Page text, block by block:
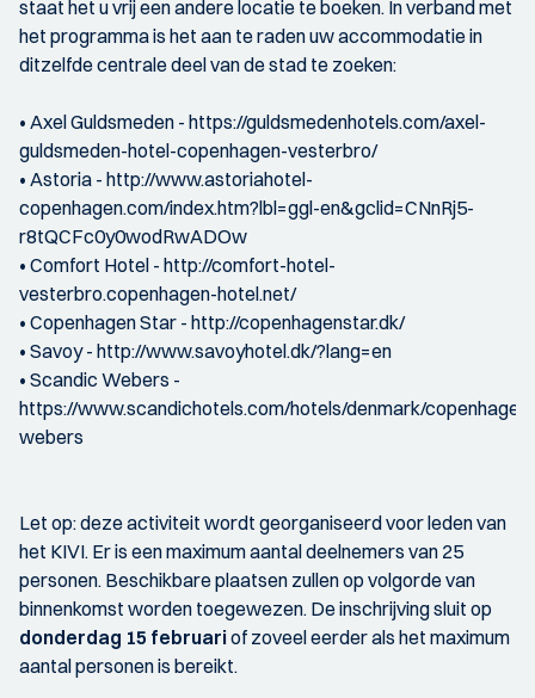
staat het u vrij een andere locatie te boeken. In verband met
het programma is het aan te raden uw accommodatie in
ditzelfde centrale deel van de stad te zoeken:
• Axel Guldsmeden - https://guldsmedenhotels.com/axel-
guldsmeden-hotel-copenhagen-vesterbro/
• Astoria - http://www.astoriahotel-
copenhagen.com/index.htm?lbl=ggl-en&gclid=CNnRj5-
r8tQCFc0y0wodRwADOw
• Comfort Hotel - http://comfort-hotel-
vesterbro.copenhagen-hotel.net/
• Copenhagen Star - http://copenhagenstar.dk/
• Savoy - http://www.savoyhotel.dk/?lang=en
• Scandic Webers -
https://www.scandichotels.com/hotels/denmark/
webers
Let op: deze activiteit wordt georganiseerd voor leden van
het KIVI. Er is een maximum aantal deelnemers van 25
personen. Beschikbare plaatsen zullen op volgorde van
binnenkomst worden toegewezen. De inschrijving sluit op
donderdag 15 februariof zoveel eerder als het maximum
aantal personen is bereikt.